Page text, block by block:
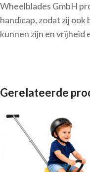
Wheelblades GmbH
handicap, zodat zij
kunnen zijn en vrijheid
Gerelateerde